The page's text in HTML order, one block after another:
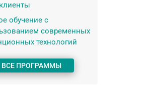
обучение с
современных
технологий
ВСЕ ПРОГРАММЫ